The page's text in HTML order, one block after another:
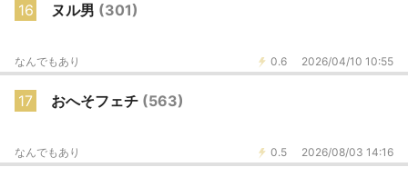
16 ヌル男 (301)
0.6 2026/04/10 10:55
なんでもあり
17 おへそフェチ (563)
0.5 2026/08/03 14:16
なんでもあり